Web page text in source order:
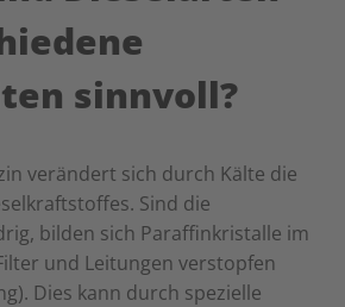
sinnvoll?
verändert sich durch Kälte die
Sind die
bilden sich Paraffinkristalle im
und Leitungen verstopfen
Dies kann durch spezielle